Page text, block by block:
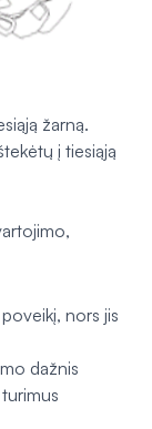
žarną.
į tiesiąją
nors jis
dažnis